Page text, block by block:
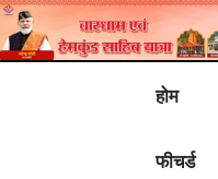
होम
फीचर्ड